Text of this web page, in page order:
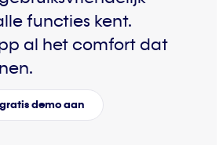
functies kent.
al het comfort dat
demo aan